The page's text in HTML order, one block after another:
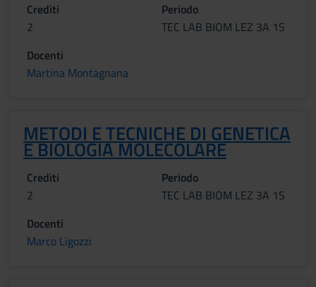
Crediti
2
Periodo
TEC LAB BIOM LEZ 3A 1S
Docenti
Martina Montagnana
METODI E TECNICHE DI GENETICA
E BIOLOGIA MOLECOLARE
Crediti
2
Periodo
TEC LAB BIOM LEZ 3A 1S
Docenti
Marco Ligozzi